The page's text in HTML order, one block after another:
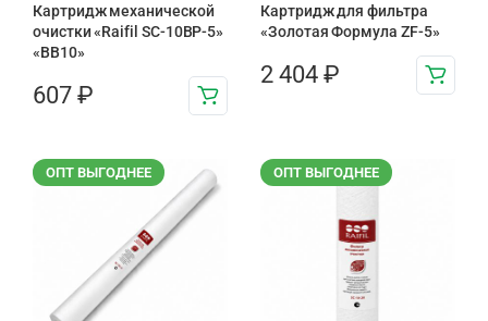
Картридж механической
очистки «Raifil SC-10BP-5»
«BB10»
607 ₽
Картридж для фильтра
«Золотая Формула ZF-5»
2 404 ₽
ОПТ ВЫГОДНЕЕ ОПТ ВЫГОДНЕЕ